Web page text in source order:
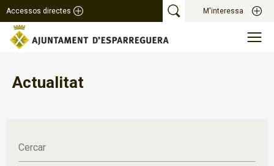
Accessos directes M'interessa
Actualitat
Cercar